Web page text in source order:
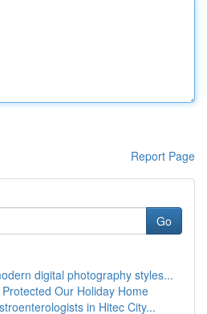
Report Page
Go
digital photography styles...
Our Holiday Home
in Hitec City...